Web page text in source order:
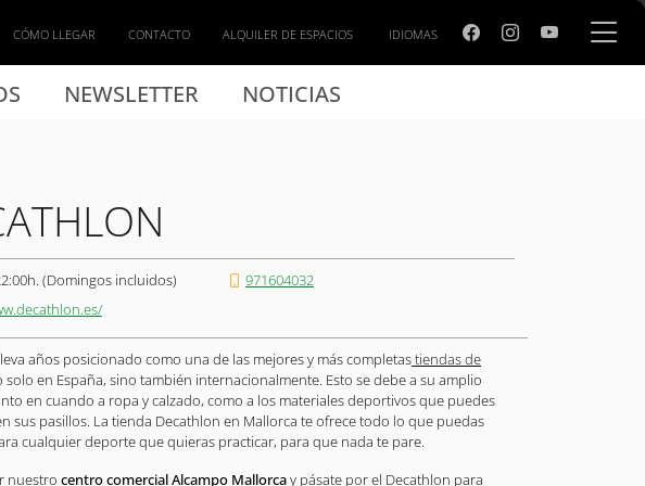
NEWSLETTER NOTICIAS
CÓMO LLEGAR CONTACTO ALQUILER DE ESPACIOS IDIOMAS
(Domingos incluidos)
971604032
años posicionado como una de las mejores y más completastiendas de
solo en España, sino también internacionalmente. Esto se debe a su amplio
en cuando a ropa y calzado, como a los materiales deportivos que puedes
sus pasillos. La tienda Decathlon en Mallorca te ofrece todo lo que puedas
cualquier deporte que quieras practicar, para que nada te pare.
nuestro centro comercial Alcampo Mallorcay pásate por el Decathlon para